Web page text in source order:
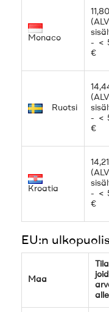
Monaco
- <
€
Ruotsi
- <
€
Kroatia
- <
€
EU:n
Maa